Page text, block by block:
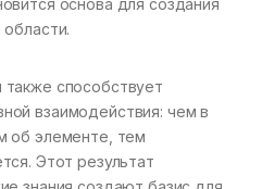
основа для создания
способствует
взаимодействия: чем в
об элементе, тем
Этот результат